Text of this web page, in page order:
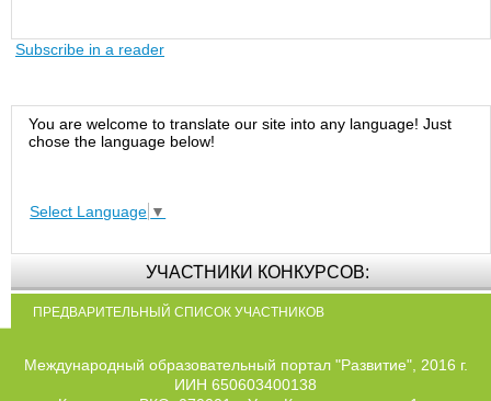
Subscribe in a reader
You are welcome to translate our site into any language! Just
chose the language below!
Select Language ▼
УЧАСТНИКИ КОНКУРСОВ:
ПРЕДВАРИТЕЛЬНЫЙ СПИСОК УЧАСТНИКОВ
Международный образовательный портал "Развитие", 2016 г.
ИИН 650603400138